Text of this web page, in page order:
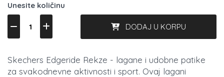
Unesite količinu
DODAJ U KORPU
Skechers Edgeride Rekze - lagane i udobne patike
za svakodnevne aktivnosti i sport. Ovaj lagani